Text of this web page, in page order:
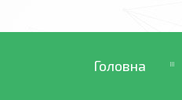
Головна